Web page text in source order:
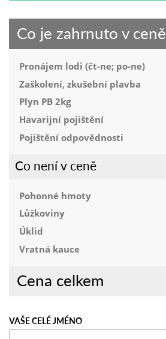
Co je zahrnuto v ceně
Pronájem lodi (čt-ne; po-ne)
Zaškolení, zkušební plavba
Plyn PB 2kg
Havarijní pojištění
Pojištění odpovědnosti
Co není v ceně
Pohonné hmoty
Lůžkoviny
Úklid
Vratná kauce
Cena celkem
VAŠE CELÉ JMÉNO